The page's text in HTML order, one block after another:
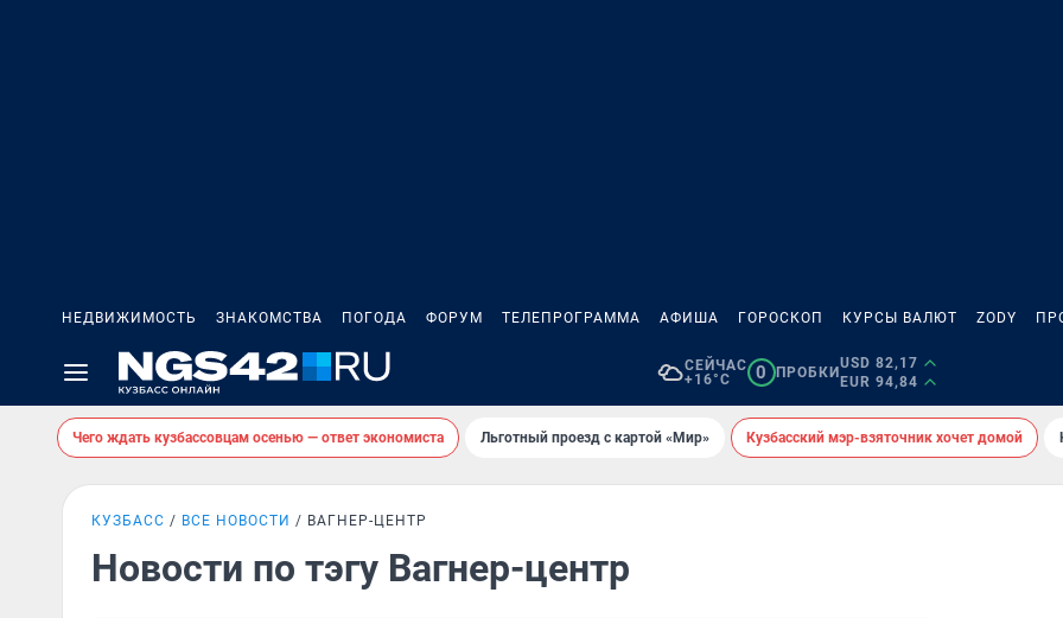
НЕДВИЖИМОСТЬ ЗНАКОМСТВА ПОГОДА ФОРУМ ТЕЛЕПРОГРАММА АФИША ГОРОСКОП КУРСЫ ВАЛЮТ ZODY
СЕЙЧАС
+16°C
0 ПРОБКИ
USD 82,17
EUR 94,84
Чего ждать кузбассовцам осенью — ответ экономиста Льготный проезд с картой «Мир» Кузбасский мэр-взяточник хочет домой
КУЗБАСС ВСЕ НОВОСТИ ВАГНЕР-ЦЕНТР
Новости по тэгу Вагнер-центр